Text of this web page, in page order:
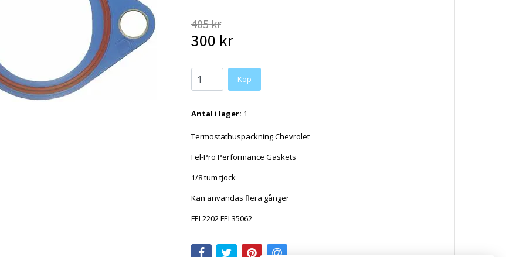
405 kr
300 kr
Antal i lager: 1
Termostathuspackning Chevrolet
Fel-Pro Performance Gaskets
1/8 tum tjock
Kan användas flera gånger
FEL2202 FEL35062